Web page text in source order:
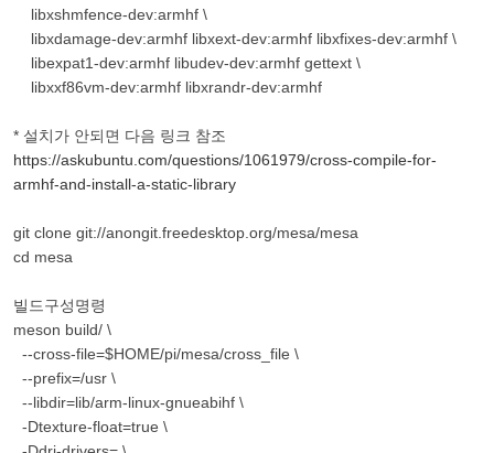
libxshmfence-dev:armhf \
libxdamage-dev:armhf libxext-dev:armhf libxfixes-dev:armhf \
libexpat1-dev:armhf libudev-dev:armhf gettext \
libxxf86vm-dev:armhf libxrandr-dev:armhf
* 설치가 안되면 다음 링크 참조
https://askubuntu.com/questions/1061979/cross-compile-for-
armhf-and-install-a-static-library
git clone git://anongit.freedesktop.org/mesa/mesa
cd mesa
빌드구성명령
meson build/ \
--cross-file=$HOME/pi/mesa/cross_file \
--prefix=/usr \
--libdir=lib/arm-linux-gnueabihf \
-Dtexture-float=true \